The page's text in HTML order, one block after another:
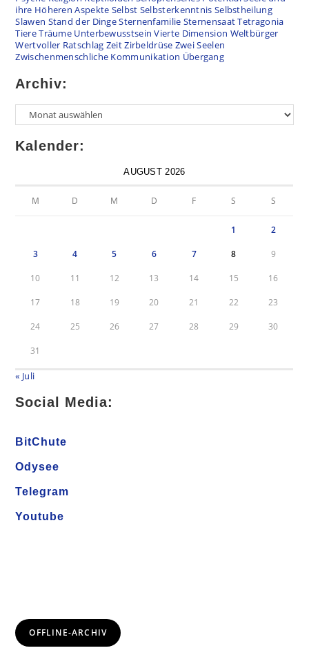
ihre Höheren Aspekte Selbst Selbsterkenntnis Selbstheilung
Slawen Stand der DingeSternenfamilie SternensaatTetragonia
TiereTräume Unterbewusstsein Vierte Dimension Weltbürger
Wertvoller Ratschlag ZeitZirbeldrüse Zwei Seelen
Zwischenmenschliche Kommunikation Übergang
Archiv:
Kalender:
AUGUST 2026
M D M D F S S
1 2
3 4 5 6 7 8 9
10 11 12 13 14 15 16
17 18 19 20 21 22 23
24 25 26 27 28 29 30
31
« Juli
Social Media:
BitChute
Odysee
Telegram
Youtube
OFFLINE-ARCHIV